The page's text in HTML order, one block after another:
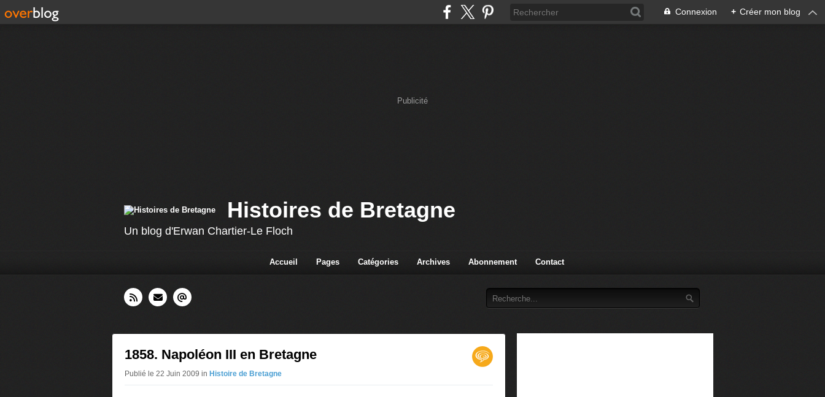
Connexion + Créer mon blog
Publicité
Histoires de Bretagne
Un blog d'Erwan Chartier-Le Floch
Accueil Pages Catégories Archives Abonnement Contact
1858. Napoléon III en Bretagne
Publié le 22 Juin 2009 in Histoire de Bretagne